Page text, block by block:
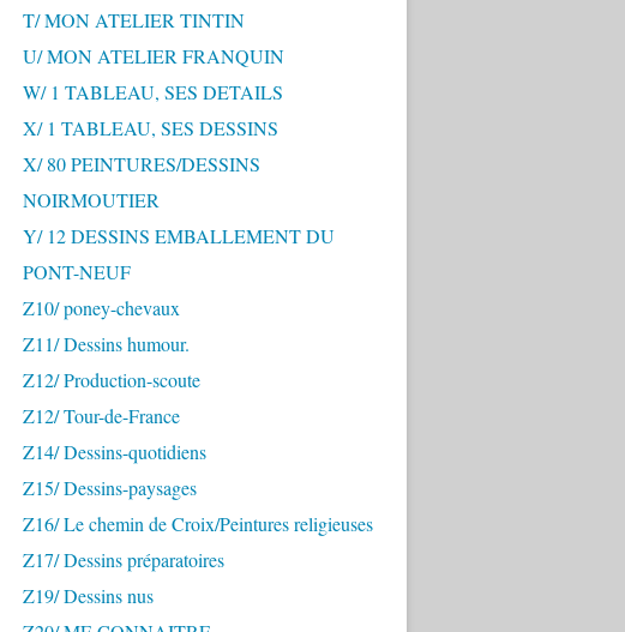
T/ MON ATELIER TINTIN
U/ MON ATELIER FRANQUIN
W/ 1 TABLEAU, SES DETAILS
X/ 1 TABLEAU, SES DESSINS
X/ 80 PEINTURES/DESSINS
NOIRMOUTIER
Y/ 12 DESSINS EMBALLEMENT DU
PONT-NEUF
Z10/ poney-chevaux
Z11/ Dessins humour.
Z12/ Production-scoute
Z12/ Tour-de-France
Z14/ Dessins-quotidiens
Z15/ Dessins-paysages
Z16/ Le chemin de Croix/Peintures religieuses
Z17/ Dessins préparatoires
Z19/ Dessins nus